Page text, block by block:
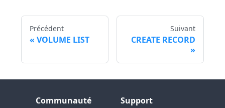
Précédent
VOLUME LIST
Suivant
CREATE RECORD
Communauté Support